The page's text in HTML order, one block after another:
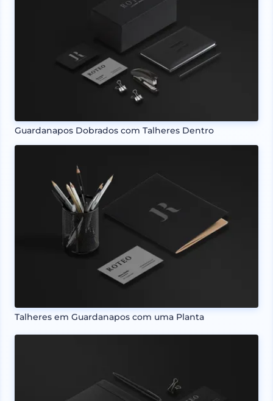
Guardanapos Dobrados com Talheres Dentro
Talheres em Guardanapos com uma Planta